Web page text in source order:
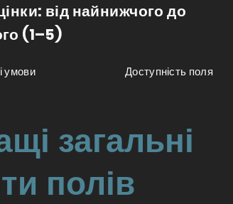
від найнижчого до
(1–5)
умови Доступність поля
загальні
полів